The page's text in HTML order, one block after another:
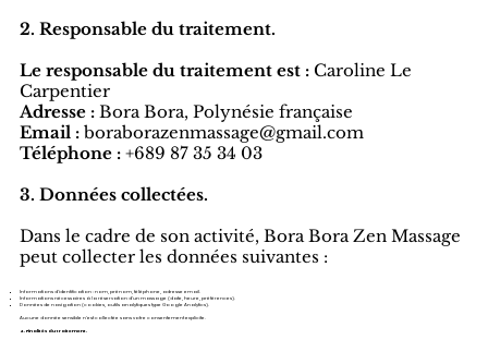
2. Responsable du traitement.
Le responsable du traitement est : Caroline Le
Carpentier
Adresse : Bora Bora, Polynésie française
Email : boraborazenmassage@gmail.com
Téléphone : +689 87 35 34 03
3. Données collectées.
Dans le cadre de son activité, Bora Bora Zen Massage
peut collecter les données suivantes :
Informations d’identification : nom, prénom, téléphone, adresse email.
Informations nécessaires à la réservation d’un massage (date, heure, préférences).
Données de navigation (cookies, outils analytiques type Google Analytics).
Aucune donnée sensible n’est collectée sans votre consentement explicite.
4. Finalités du traitement.